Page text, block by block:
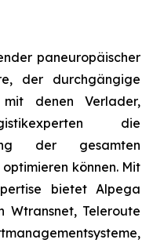
paneuropäischer
der durchgängige
mit denen Verlader,
die
der gesamten
können. Mit
bietet Alpega
Wtransnet, Teleroute